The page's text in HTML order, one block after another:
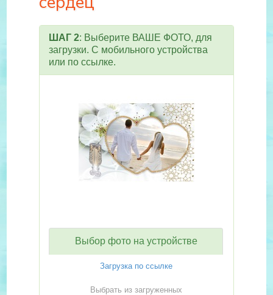
ШАГ 2: Выберите ВАШЕ ФОТО, для
загрузки. С мобильного устройства
или по ссылке.
Выбор фото на устройстве
Загрузка по ссылке
Выбрать из загруженных